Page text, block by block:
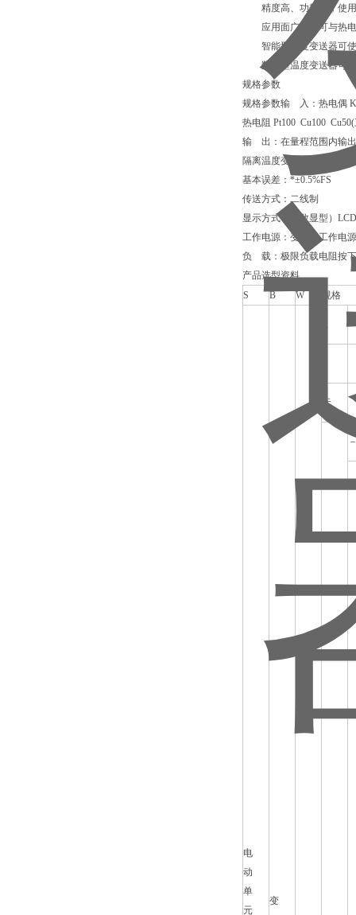
精度高、功耗低，使用
应用面广，既可与热电
智能型温度变送器可使
数显型温度变送器可按
规格参数
规格参数输 入：热电偶 K
热电阻 Pt100 Cu100
输 出：在量程范围内输出
隔离温度变送器，输入与
基本误差：*±0.5%FS
传送方式：二线制
显示方式：（数显型）
工作电源：变送器工作电
负 载：极限负载电阻按下
产品选型资料
S
B W 规格
电
动
单
元
变
R
无